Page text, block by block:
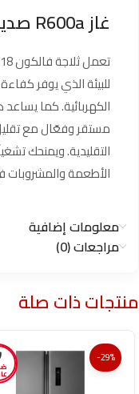
غاز R600a صديق للبيئة :
للبيئة الذي يوفر
الكهربائية. كما يساعد
مستقر وفعّال مع تقليل
التقليدية. ويمنحك
الأطعمة
معلومات إضافية
مراجعات (0)
منتجات ذات صلة
-29%